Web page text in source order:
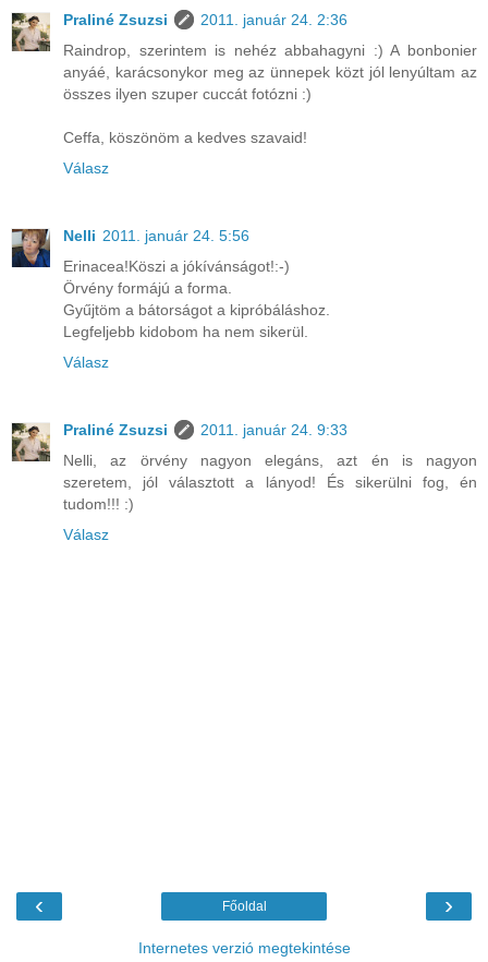
Praliné Zsuzsi
2011. január 24. 2:36
Raindrop, szerintem is nehéz abbahagyni :) A bonbonier
anyáé, karácsonykor meg az ünnepek közt jól lenyúltam az
összes ilyen szuper cuccát fotózni :)
Ceffa, köszönöm a kedves szavaid!
Válasz
Nelli 2011. január 24. 5:56
Erinacea!Köszi a jókívánságot!:-)
Örvény formájú a forma.
Gyűjtöm a bátorságot a kipróbáláshoz.
Legfeljebb kidobom ha nem sikerül.
Válasz
Praliné Zsuzsi
2011. január 24. 9:33
Nelli, az örvény nagyon elegáns, azt én is nagyon
szeretem, jól választott a lányod! És sikerülni fog, én
tudom!!! :)
Válasz
‹ ›
Főoldal
Internetes verzió megtekintése